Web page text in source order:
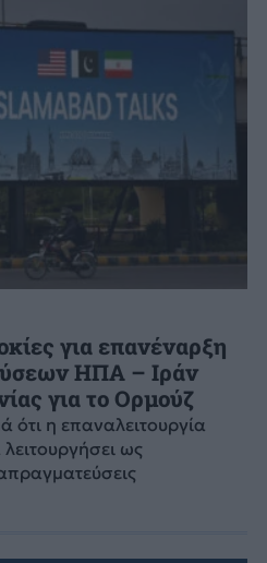
για επανέναρξη
ΗΠΑ – Ιράν
για το Ορμούζ
ότι η επαναλειτουργία
ως